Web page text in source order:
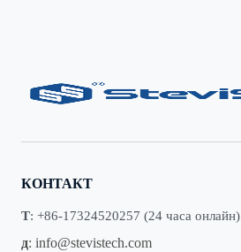
КОНТАКТ
Т: +86-17324520257 (24 часа онлайн)
д: info@stevistech.com